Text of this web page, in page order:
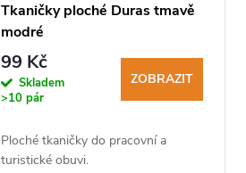
Tkaničky ploché Duras tmavě
modré
99 Kč
Skladem
>10 pár
ZOBRAZIT
Ploché tkaničky do pracovní a
turistické obuvi.